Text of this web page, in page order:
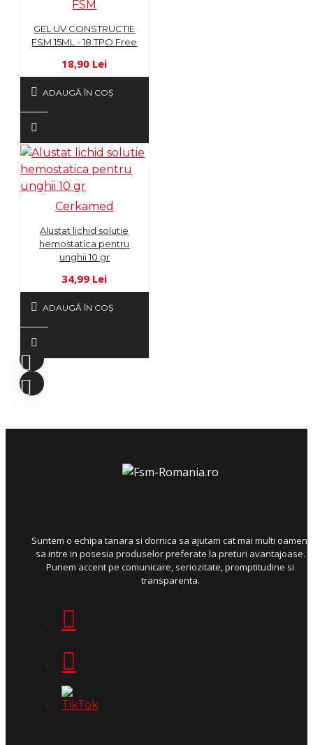
FSM
GEL UV CONSTRUCTIE
FSM 15ML - 18 TPO Free
18,90 Lei
ADAUGĂ ÎN COŞ
Cerkamed
Alustat lichid solutie
hemostatica pentru
unghii 10 gr
34,99 Lei
ADAUGĂ ÎN COŞ
Suntem o echipa tanara si dornica sa ajutam cat mai multi oameni
sa intre in posesia produselor preferate la preturi avantajoase.
Punem accent pe comunicare, seriozitate, promptitudine si
transparenta.